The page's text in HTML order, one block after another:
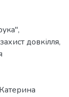
,
захист довкілля,